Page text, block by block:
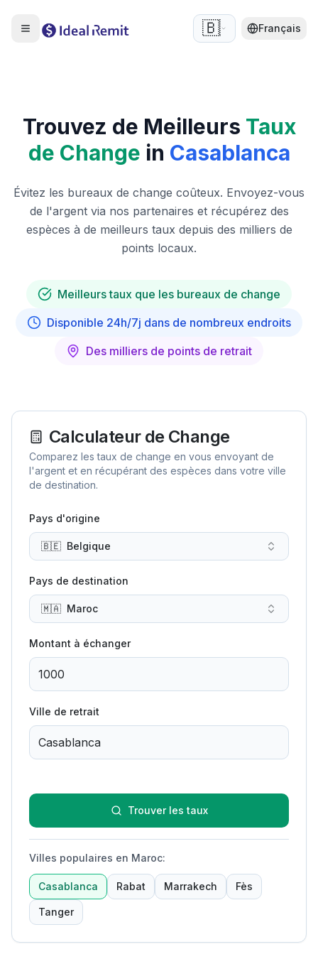
🇧🇪 Français
Trouvez de Meilleurs Taux
de Change in Casablanca
Évitez les bureaux de change coûteux. Envoyez-vous
de l'argent via nos partenaires et récupérez des
espèces à de meilleurs taux depuis des milliers de
points locaux.
Meilleurs taux que les bureaux de change
Disponible 24h/7j dans de nombreux endroits
Des milliers de points de retrait
Calculateur de Change
Comparez les taux de change en vous envoyant de
l'argent et en récupérant des espèces dans votre ville
de destination.
Pays d'origine
🇧🇪 Belgique
Pays de destination
🇲🇦 Maroc
Montant à échanger
Ville de retrait
Trouver les taux
Villes populaires en Maroc:
Casablanca Rabat Marrakech Fès
Tanger